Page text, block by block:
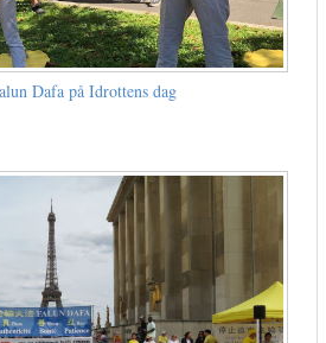
Dafa på Idrottens dag